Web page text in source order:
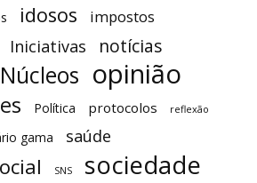
idosos impostos
Iniciativas notícias
Núcleos opinião
Política protocolos reflexão
gama saúde
SNS sociedade